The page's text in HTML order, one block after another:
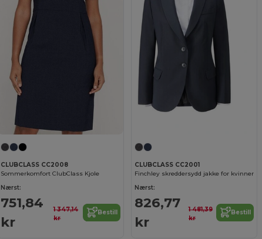
CLUBCLASS CC2008
Sommerkomfort ClubClass Kjole
Nærst:
751,84
kr
1 347,14
kr
Bestill
CLUBCLASS CC2001
Finchley skreddersydd jakke for kvinner
Nærst:
826,77
kr
1 481,39
kr
Bestill